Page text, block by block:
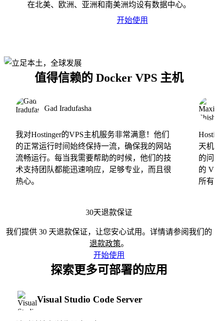
在北美、欧洲、亚洲和南美洲均设有数据中心。
开始使用
值得信赖的 Docker VPS 主机
Gad Iradufasha
我对Hostinger的VPS主机服务非常满意！他们
的正常运行时间始终保持一流，确保我的网站
流畅运行。每当我需要帮助的时候，他们的技
术支持团队都能迅速响应，足够专业，而且很
热心。
天机
的问
的
所有
30天退款保证
我们提供 30 天退款保证，让您安心试用。详情请参阅我们的
退款政策。
开始使用
探索更多可部署的应用
Visual Studio Code Server